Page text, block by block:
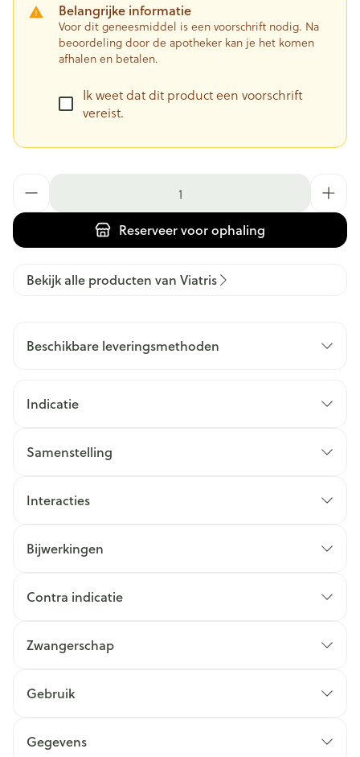
Belangrijke informatie
Voor dit geneesmiddel is een voorschrift nodig. Na
beoordeling door de apotheker kan je het komen
afhalen en betalen.
Ik weet dat dit product een voorschrift
vereist.
Reserveervoor ophaling
Bekijk alle producten van Viatris
Beschikbare leveringsmethoden
Indicatie
Samenstelling
Interacties
Bijwerkingen
Contra indicatie
Zwangerschap
Gebruik
Gegevens